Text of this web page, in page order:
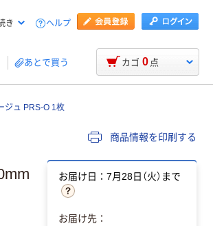
き ヘルプ
あとで買う カゴ 0 点
ジュ PRS-O 1枚
商品情報を印刷する
お届け日：7月28日（火）まで
お届け先：